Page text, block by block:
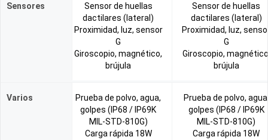
Sensores
Sensor de huellas
dactilares (lateral)
Proximidad, luz, sensor
G
Giroscopio, magnético,
brújula
Sensor de huellas
dactilares (lateral)
Proximidad, luz,
G
Giroscopio,
brújula
Varios
Prueba de polvo, agua,
golpes (IP68 / IP69K
MIL-STD-810G)
Carga rápida 18W
Prueba de polvo,
golpes (IP68 / IP69K
MIL-STD-810G)
Carga rápida 18W